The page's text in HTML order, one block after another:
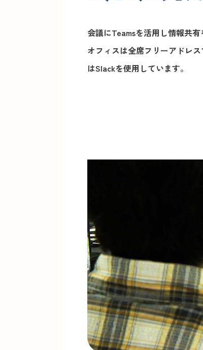
会議にTeamsを活用し情報共有
オフィスは全席フリーアドレ
はSlackを使用しています。